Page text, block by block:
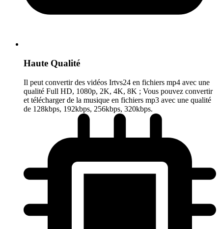
Haute Qualité
Il peut convertir des vidéos Irtvs24 en fichiers mp4 avec une
qualité Full HD, 1080p, 2K, 4K, 8K ; Vous pouvez convertir
et télécharger de la musique en fichiers mp3 avec une qualité
de 128kbps, 192kbps, 256kbps, 320kbps.